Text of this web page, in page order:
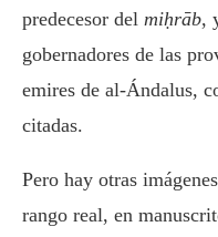
predecesor del miḥrāb,
gobernadores de las
emires de al-Ándalus,
citadas.
Pero hay otras
rango real, en